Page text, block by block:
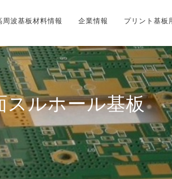
周波基板材料情報 企業情報 プリント基板
スルホール基板